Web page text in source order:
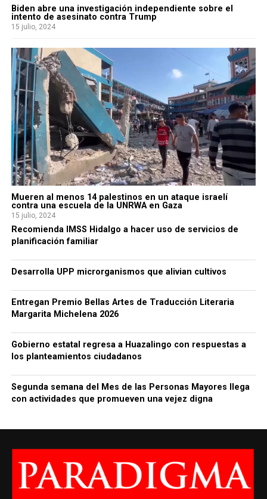
Biden abre una investigación independiente sobre el
intento de asesinato contra Trump
15 julio, 2024
Mueren al menos 14 palestinos en un ataque israelí
contra una escuela de la UNRWA en Gaza
15 julio, 2024
Recomienda IMSS Hidalgo a hacer uso de servicios de
planificación familiar
Desarrolla UPP microrganismos que alivian cultivos
Entregan Premio Bellas Artes de Traducción Literaria
Margarita Michelena 2026
Gobierno estatal regresa a Huazalingo con respuestas a
los planteamientos ciudadanos
Segunda semana del Mes de las Personas Mayores llega
con actividades que promueven una vejez digna